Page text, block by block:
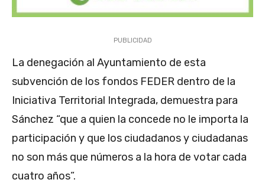
PUBLICIDAD
La denegación al Ayuntamiento de esta
subvención de los fondos FEDER dentro de la
Iniciativa Territorial Integrada, demuestra para
Sánchez “que a quien la concede no le importa la
participación y que los ciudadanos y ciudadanas
no son más que números a la hora de votar cada
cuatro años”.